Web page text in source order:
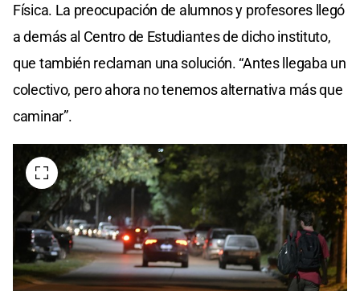
Física. La preocupación de alumnos y profesores llegó
a demás al Centro de Estudiantes de dicho instituto,
que también reclaman una solución. “Antes llegaba un
colectivo, pero ahora no tenemos alternativa más que
caminar”.